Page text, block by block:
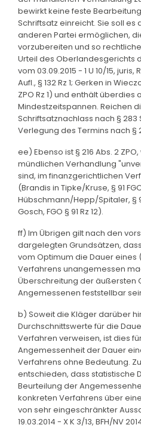
bewirkt keine feste
Schriftsatz einreicht. Sie soll es
anderen Partei ermöglichen,
vorzubereiten und so
Urteil des Oberlandesgerichts
vom 03.09.2015 - 1 U 10/15,
Aufl., § 132 Rz 1; Gerken in
ZPO Rz 1) und enthält überdies
Mindestzeitspannen. Reichen
Schriftsatznachlass nach § 283
Verlegung des Termins nach §
ee) Ebenso ist § 216 Abs. 2
mündlichen Verhandlung
sind, im finanzgerichtlichen
(Brandis in Tipke/Kruse, § 91
Hübschmann/Hepp/Spitaler, §
Gosch, FGO § 91 Rz 12).
ff) Im Übrigen gilt nach den
dargelegten Grundsätzen,
vom Optimum die Dauer
Verfahrens unangemessen
Überschreitung der äußersten
Angemessenen feststellbar
b) Soweit die Kläger darüber
Durchschnittswerte für die
Verfahren verweisen, ist dies
Angemessenheit der Dauer
Verfahrens ohne Bedeutung.
entschieden, dass statistische
Beurteilung der
konkreten Verfahrens über
von sehr eingeschränkter
19.03.2014 - X K 3/13, BFH/NV